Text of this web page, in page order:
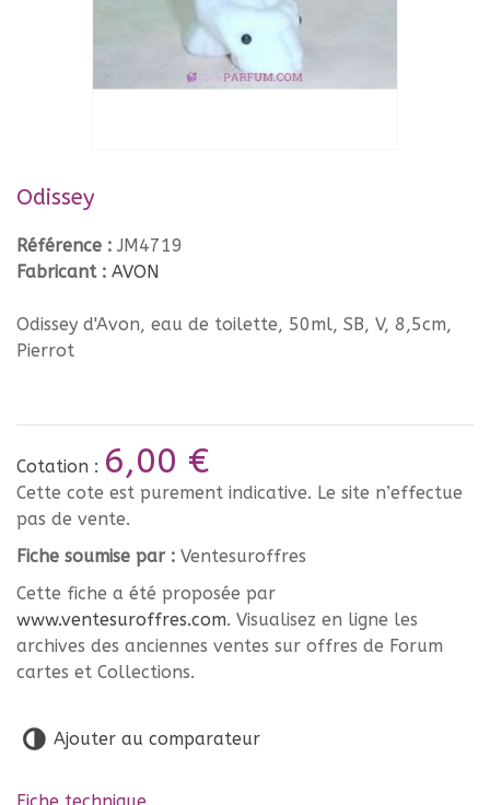
Odissey
Référence : JM4719
Fabricant : AVON
Odissey d'Avon, eau de toilette, 50ml, SB, V, 8,5cm,
Pierrot
Cotation : 6,00 €
Cette cote est purement indicative. Le site n’effectue
pas de vente.
Fiche soumise par : Ventesuroffres
Cette fiche a été proposée par
www.ventesuroffres.com. Visualisez en ligne les
archives des anciennes ventes sur offres de Forum
cartes et Collections.
Ajouter au comparateur